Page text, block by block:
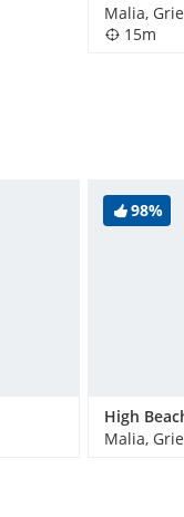
Malia,
15m
98%
High
Malia,